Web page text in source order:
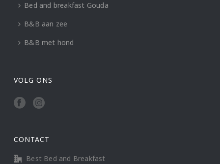
Bed and breakfast Gouda
B&B aan zee
B&B met hond
VOLG ONS
CONTACT
Best Bed and Breakfast